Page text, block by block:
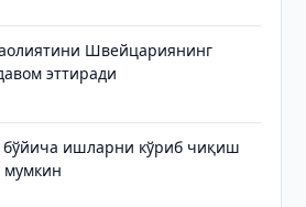
Швейцариянинг
эттиради
бўйича ишларни кўриб чиқиш
мумкин